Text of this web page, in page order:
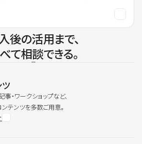
後の活用まで、
て相談できる。
ツ
・ワークショップなど、
テンツを多数ご用意。